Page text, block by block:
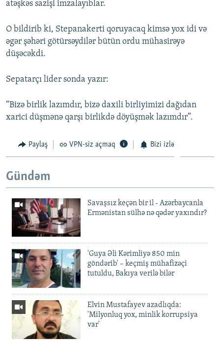
atəşkəs sazişi imzalayıblar.
O bildirib ki, Stepanakerti qoruyacaq kimsə yox idi və
əgər şəhəri götürsəydilər bütün ordu mühasirəyə
düşəcəkdi.
Sepatarçı lider sonda yazır:
“Bizə birlik lazımdır, bizə daxili birliyimizi dağıdan
xarici düşmənə qarşı birlikdə döyüşmək lazımdır”.
Paylaş VPN-siz açmaq Bizi izlə
Gündəm
Savaşsız keçən bir il - Azərbaycanla
Ermənistan sülhə nə qədər yaxındır?
'Guya Əli Kərimliyə 850 min
göndərib' – keçmiş mühafizəçi
tutuldu, Bakıya verilə bilər
Elvin Mustafayev azadlıqda:
'Milyonluq yox, minlik korrupsiya
var'